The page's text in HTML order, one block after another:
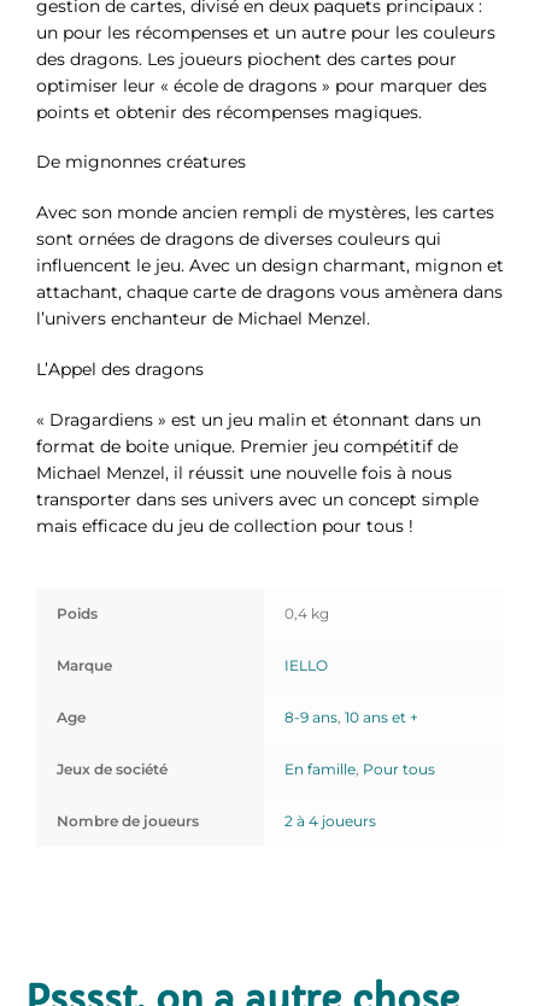
gestion de cartes, divisé en deux paquets principaux :
un pour les récompenses et un autre pour les couleurs
des dragons. Les joueurs piochent des cartes pour
optimiser leur « école de dragons » pour marquer des
points et obtenir des récompenses magiques.
De mignonnes créatures
Avec son monde ancien rempli de mystères, les cartes
sont ornées de dragons de diverses couleurs qui
influencent le jeu. Avec un design charmant, mignon et
attachant, chaque carte de dragons vous amènera dans
l’univers enchanteur de Michael Menzel.
L’Appel des dragons
« Dragardiens » est un jeu malin et étonnant dans un
format de boite unique. Premier jeu compétitif de
Michael Menzel, il réussit une nouvelle fois à nous
transporter dans ses univers avec un concept simple
mais efficace du jeu de collection pour tous !
Poids 0,4 kg
Marque IELLO
Age 8-9 ans, 10 ans et +
Jeux de société En famille, Pour tous
Nombre de joueurs 2 à 4 joueurs